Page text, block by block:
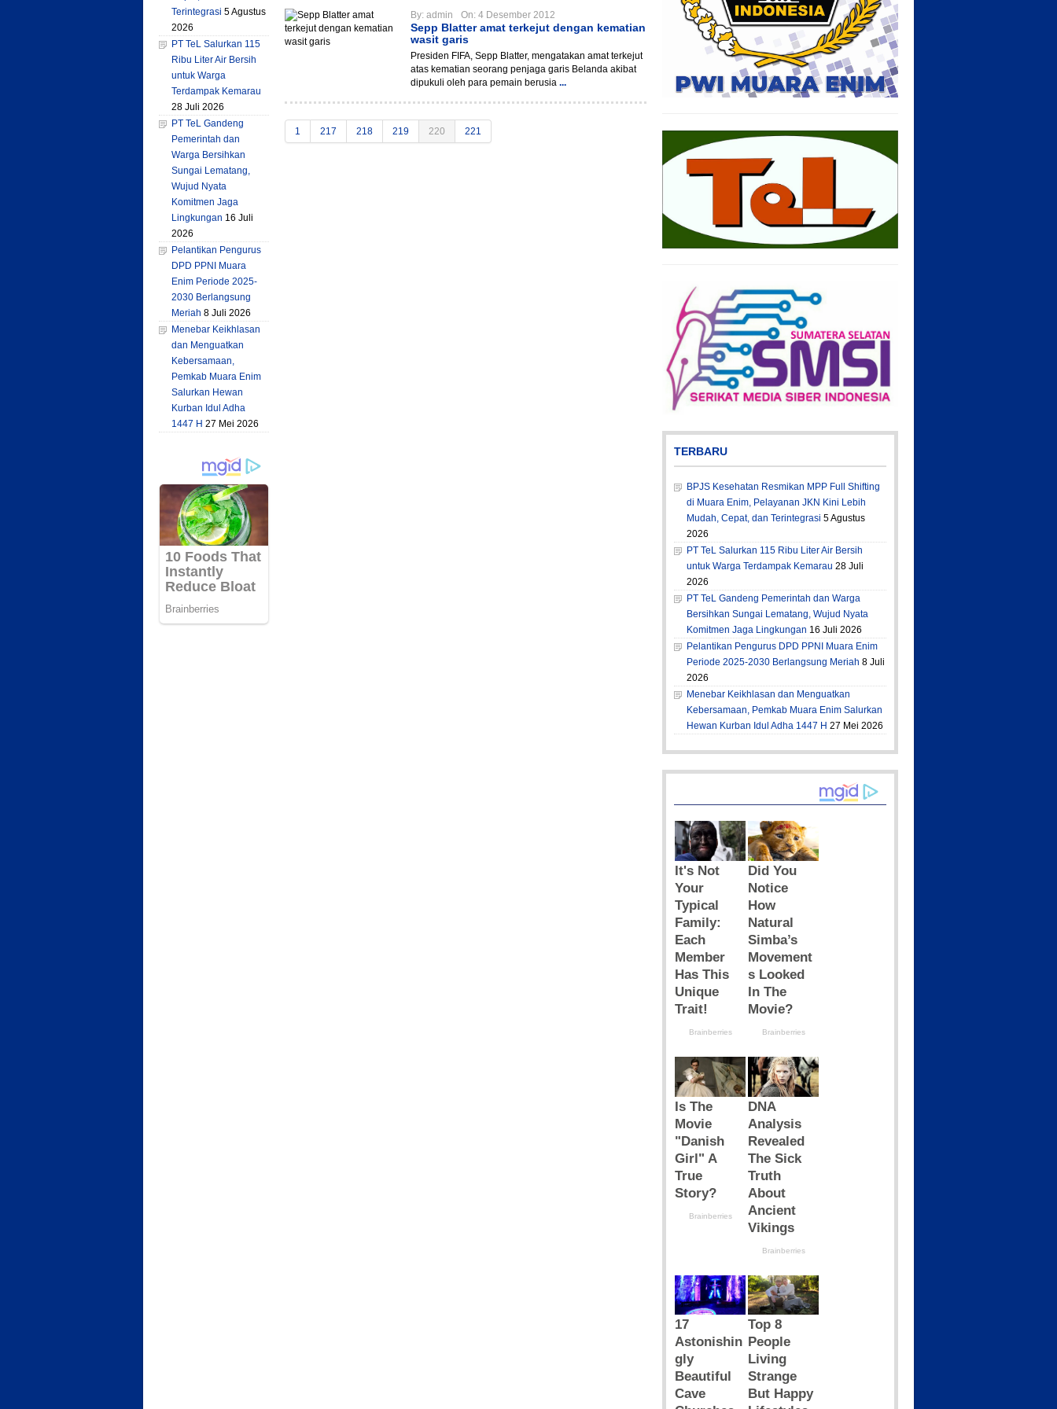
Terintegrasi 5 Agustus
2026
PT TeL Salurkan 115
Ribu Liter Air Bersih
untuk Warga
Terdampak Kemarau
28 Juli 2026
PT TeL Gandeng
Pemerintah dan
Warga Bersihkan
Sungai Lematang,
Wujud Nyata
Komitmen Jaga
Lingkungan 16 Juli
2026
Pelantikan Pengurus
DPD PPNI Muara
Enim Periode 2025-
2030 Berlangsung
Meriah 8 Juli 2026
Menebar Keikhlasan
dan Menguatkan
Kebersamaan,
Pemkab Muara Enim
Salurkan Hewan
Kurban Idul Adha
1447 H 27 Mei 2026
By: admin On: 4 Desember 2012
Sepp Blatter amat terkejut dengan kematian
wasit garis
Presiden FIFA, Sepp Blatter, mengatakan amat terkejut
atas kematian seorang penjaga garis Belanda akibat
dipukuli oleh para pemain berusia ...
1 217 218 219 220 221
TERBARU
BPJS Kesehatan Resmikan MPP Full Shifting
di Muara Enim, Pelayanan JKN Kini Lebih
Mudah, Cepat, dan Terintegrasi 5 Agustus
2026
PT TeL Salurkan 115 Ribu Liter Air Bersih
untuk Warga Terdampak Kemarau 28 Juli
2026
PT TeL Gandeng Pemerintah dan Warga
Bersihkan Sungai Lematang, Wujud Nyata
Komitmen Jaga Lingkungan 16 Juli 2026
Pelantikan Pengurus DPD PPNI Muara Enim
Periode 2025-2030 Berlangsung Meriah 8 Juli
2026
Menebar Keikhlasan dan Menguatkan
Kebersamaan, Pemkab Muara Enim Salurkan
Hewan Kurban Idul Adha 1447 H 27 Mei 2026